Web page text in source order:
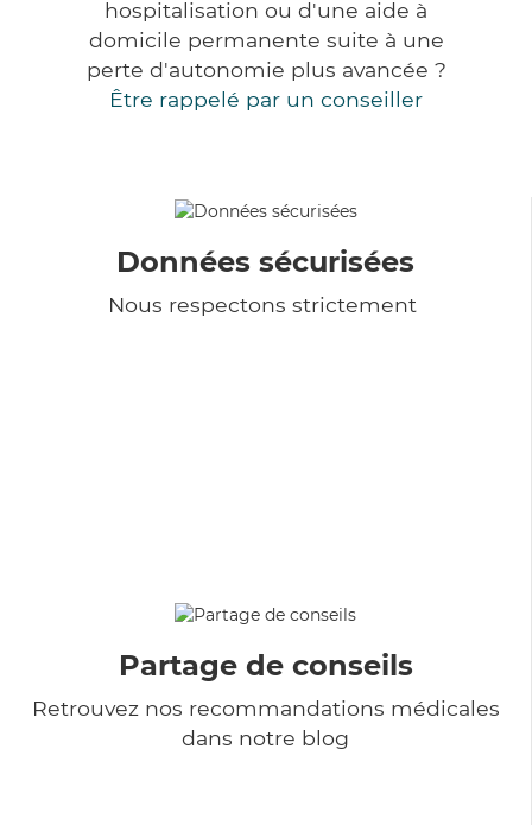
hospitalisation ou d'une aide à
domicile permanente suite à une
perte d'autonomie plus avancée ?
Être rappelé par un conseiller
Données sécurisées
Nous respectons strictement
Partage de conseils
Retrouvez nos recommandations médicales
dans notre blog